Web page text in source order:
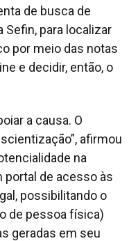
de busca de
Sefin, para localizar
por meio das notas
e decidir, então, o
a causa. O
afirmou
na
portal de acesso às
possibilitando o
de pessoa física)
geradas em seu